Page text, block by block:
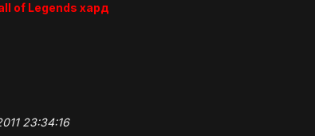
of Legends хард
23:34:16